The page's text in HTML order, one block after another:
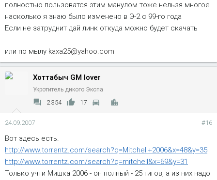
полностью пользоватся этим манулом тоже нельзя многое
насколько я знаю было изменено в Э-2 с 99-го года
Если не затруднит дай линк откуда можно будет скачать
или по мылу kaxa25@yahoo.com
Хоттабыч GM lover
Укротитель дикого Экспа
2 354 17
24.09.2007 #16
Вот здесь есть.
http://www.torrentz.com/search?q=Mitchell+2006&x=48&y=35
http://www.torrentz.com/search?q=mitchell&x=69&y=31
Только учти Мишка 2006 - он полный - 25 гигов, а из них надо